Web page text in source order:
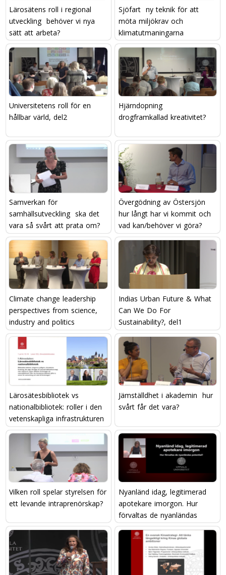
Lärosätens roll i regional
utveckling  behöver vi nya
sätt att arbeta?
Sjöfart  ny teknik för att
möta miljökrav och
klimatutmaningarna
Universitetens roll för en
hållbar värld, del2
Hjärndopning 
drogframkallad kreativitet?
Samverkan för
samhällsutveckling  ska det
vara så svårt att prata om?
Övergödning av Östersjön 
hur långt har vi kommit och
vad kan/behöver vi göra?
Climate change leadership 
perspectives from science,
industry and politics
Indias Urban Future & What
Can We Do For
Sustainability?, del1
Lärosätesbibliotek vs
nationalbibliotek: roller i den
vetenskapliga infrastrukturen
Jämställdhet i akademin  hur
svårt får det vara?
Vilken roll spelar styrelsen för
ett levande intraprenörskap?
Nyanländ idag, legitimerad
apotekare imorgon. Hur
förvaltas de nyanländas
potential?